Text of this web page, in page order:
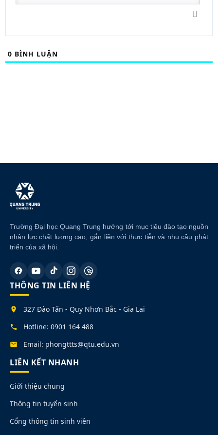
0 BÌNH LUẬN
Trường Đại học Quang Trung hướng tới mục tiêu đào tạo nguồn
nhân lực chất lượng cao, gắn liền với thực tiễn và nhu cầu phát
triển của xã hội.
THÔNG TIN LIÊN HỆ
327 Đào Tấn - Quy Nhơn Bắc - Gia Lai
Hotline: 0901 164 488
Email: phongttts@qtu.edu.vn
LIÊN KẾT NHANH
Giới thiệu chung
Thông tin tuyển sinh
Cổng thông tin sinh viên